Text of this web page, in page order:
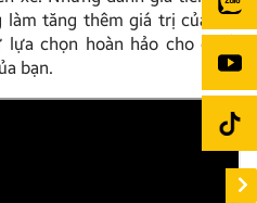
làm tăng thêm giá trị của sản
chọn hoàn hảo cho chiếc
bạn.